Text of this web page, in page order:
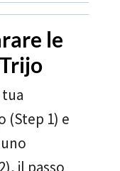
le
(Step 1) e
il passo